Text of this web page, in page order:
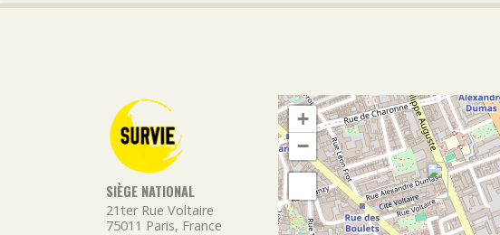
SIÈGE NATIONAL
21ter Rue Voltaire
75011 Paris, France
+
−